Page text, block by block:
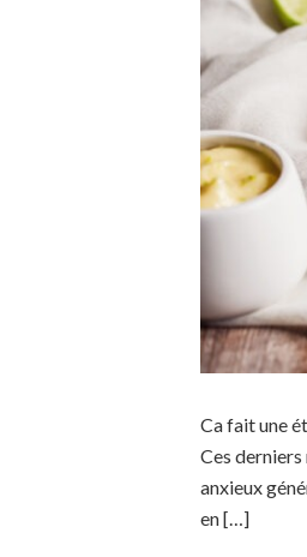
Ca fait une
Ces derniers
anxieux
en […]